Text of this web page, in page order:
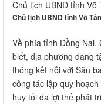
Chủ tịch UBND tỉnh
Chủ tịch UBND tỉnh Võ
Về phía tỉnh Đồng Nai,
biết, địa phương đang
thông kết nối với Sân
công tác lập quy
huy tối đa lợi thế phát